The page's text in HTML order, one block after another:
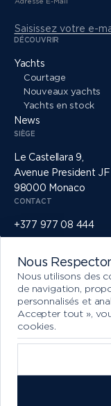
Nous
Nous utilisons des
de navigation,
personnalisés et
Accepter tout »,
cookies.
Afficher les
DÉCOUVRIR
Yachts
Courtage
Nouveaux yachts
Yachts en stock
News
SIÈGE
Le Castellara 9,
Avenue President
98000 Monaco
CONTACT
+377 977 08 444